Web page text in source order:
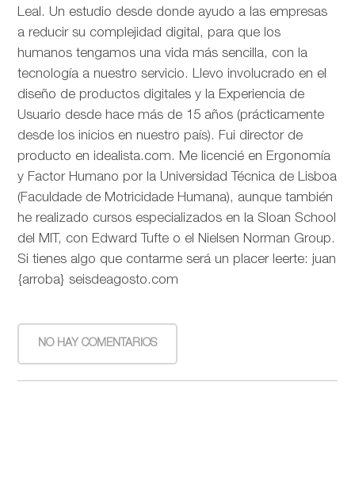
Leal. Un estudio desde donde ayudo a las empresas
a reducir su complejidad digital, para que los
humanos tengamos una vida más sencilla, con la
tecnología a nuestro servicio. Llevo involucrado en el
diseño de productos digitales y la Experiencia de
Usuario desde hace más de 15 años (prácticamente
desde los inicios en nuestro país). Fui director de
producto en idealista.com. Me licencié en Ergonomía
y Factor Humano por la Universidad Técnica de Lisboa
(Faculdade de Motricidade Humana), aunque también
he realizado cursos especializados en la Sloan School
del MIT, con Edward Tufte o el Nielsen Norman Group.
Si tienes algo que contarme será un placer leerte: juan
{arroba} seisdeagosto.com
NO HAY COMENTARIOS